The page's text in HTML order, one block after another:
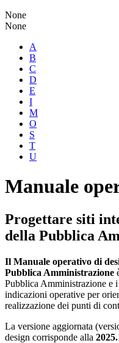
None
None
A
B
C
D
E
I
M
O
S
T
U
Manuale
Progettare siti
della Pubblica
Il Manuale operativo di
Pubblica Amministrazione
Pubblica Amministrazione e
indicazioni operative per
realizzazione dei punti di
La versione aggiornata
design corrisponde alla